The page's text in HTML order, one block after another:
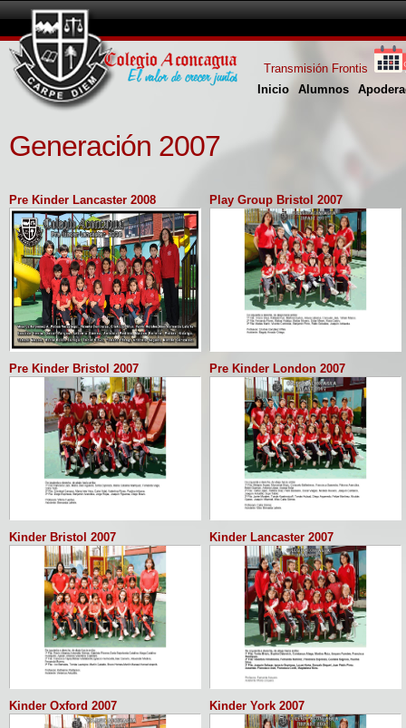
Inicio Alumnos
Transmisión Frontis
Generación 2007
Pre Kinder Lancaster 2008 Play Group Bristol 2007
Pre Kinder Bristol 2007 Pre Kinder London 2007
Kinder Bristol 2007 Kinder Lancaster 2007
Kinder Oxford 2007 Kinder York 2007